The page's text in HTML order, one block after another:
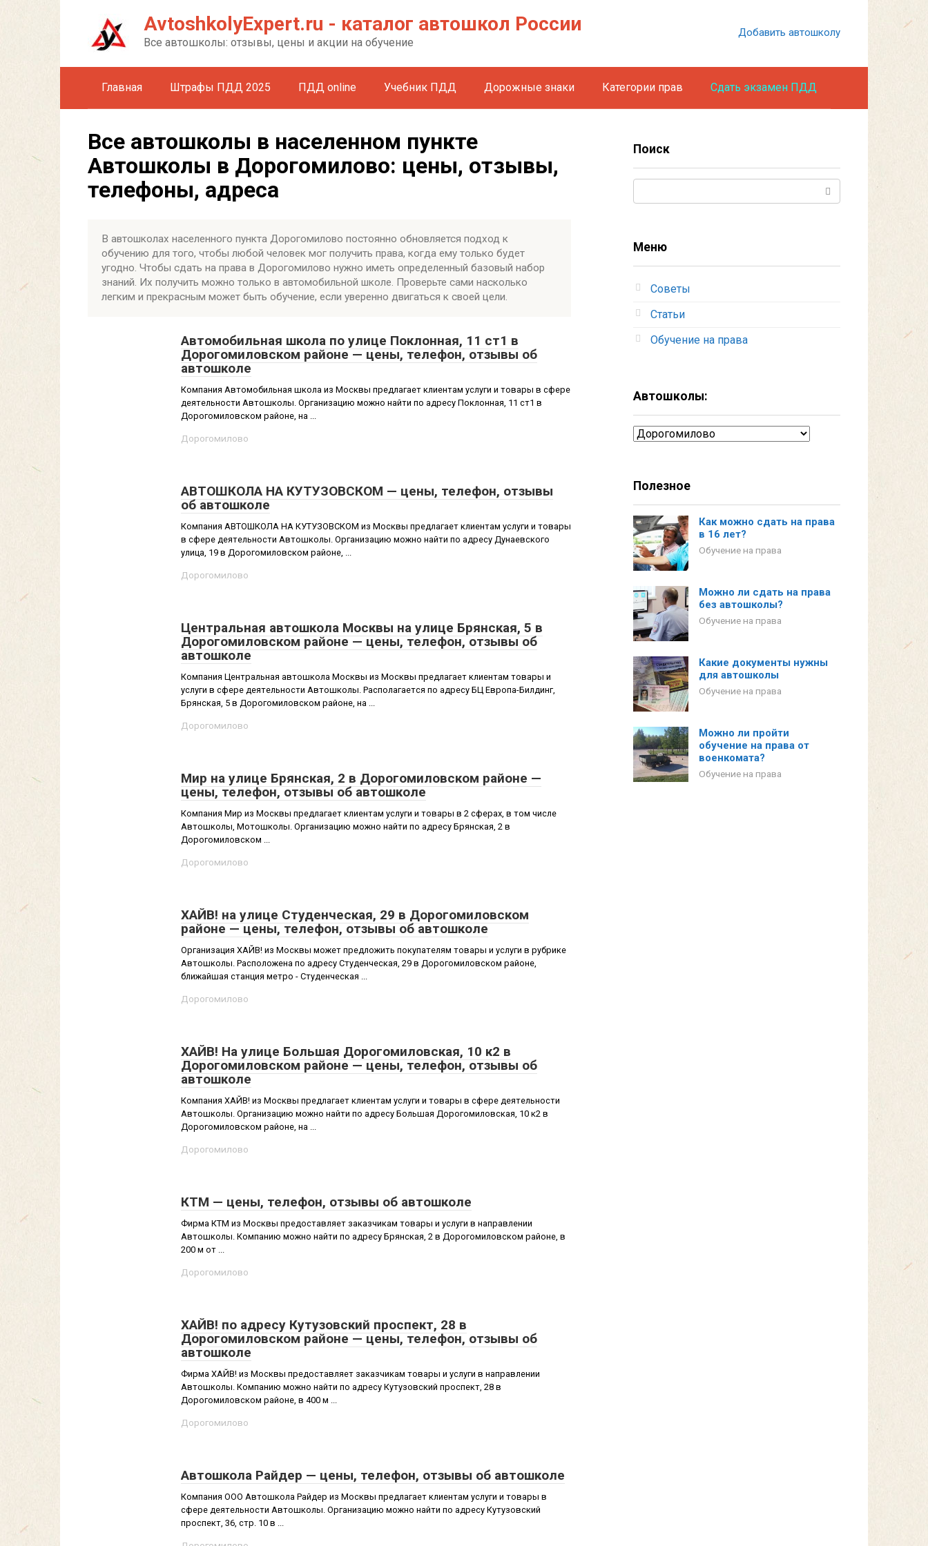
AvtoshkolyExpert.ru - каталог автошкол России
Все автошколы: отзывы, цены и акции на обучение
Добавить автошколу
Главная Штрафы ПДД 2025 ПДД online Учебник ПДД Дорожные знаки Категории прав Сдать экзамен ПДД
Все автошколы в населенном пункте
Автошколы в Дорогомилово: цены, отзывы,
телефоны, адреса
В автошколах населенного пункта Дорогомилово постоянно обновляется подход к
обучению для того, чтобы любой человек мог получить права, когда ему только будет
угодно. Чтобы сдать на права в Дорогомилово нужно иметь определенный базовый набор
знаний. Их получить можно только в автомобильной школе. Проверьте сами насколько
легким и прекрасным может быть обучение, если уверенно двигаться к своей цели.
Автомобильная школа по улице Поклонная, 11 ст1 в
Дорогомиловском районе — цены, телефон, отзывы об
автошколе
Компания Автомобильная школа из Москвы предлагает клиентам услуги и товары в сфере
деятельности Автошколы. Организацию можно найти по адресу Поклонная, 11 ст1 в
Дорогомиловском районе, на ...
Дорогомилово
АВТОШКОЛА НА КУТУЗОВСКОМ — цены, телефон, отзывы
об автошколе
Компания АВТОШКОЛА НА КУТУЗОВСКОМ из Москвы предлагает клиентам услуги и товары
в сфере деятельности Автошколы. Организацию можно найти по адресу Дунаевского
улица, 19 в Дорогомиловском районе, ...
Дорогомилово
Центральная автошкола Москвы на улице Брянская, 5 в
Дорогомиловском районе — цены, телефон, отзывы об
автошколе
Компания Центральная автошкола Москвы из Москвы предлагает клиентам товары и
услуги в сфере деятельности Автошколы. Располагается по адресу БЦ Европа-Билдинг,
Брянская, 5 в Дорогомиловском районе, на ...
Дорогомилово
Мир на улице Брянская, 2 в Дорогомиловском районе —
цены, телефон, отзывы об автошколе
Компания Мир из Москвы предлагает клиентам услуги и товары в 2 сферах, в том числе
Автошколы, Мотошколы. Организацию можно найти по адресу Брянская, 2 в
Дорогомиловском ...
Дорогомилово
ХАЙВ! на улице Студенческая, 29 в Дорогомиловском
районе — цены, телефон, отзывы об автошколе
Организация ХАЙВ! из Москвы может предложить покупателям товары и услуги в рубрике
Автошколы. Расположена по адресу Студенческая, 29 в Дорогомиловском районе,
ближайшая станция метро - Студенческая ...
Дорогомилово
ХАЙВ! На улице Большая Дорогомиловская, 10 к2 в
Дорогомиловском районе — цены, телефон, отзывы об
автошколе
Компания ХАЙВ! из Москвы предлагает клиентам услуги и товары в сфере деятельности
Автошколы. Организацию можно найти по адресу Большая Дорогомиловская, 10 к2 в
Дорогомиловском районе, на ...
Дорогомилово
КТМ — цены, телефон, отзывы об автошколе
Фирма КТМ из Москвы предоставляет заказчикам товары и услуги в направлении
Автошколы. Компанию можно найти по адресу Брянская, 2 в Дорогомиловском районе, в
200 м от ...
Дорогомилово
ХАЙВ! по адресу Кутузовский проспект, 28 в
Дорогомиловском районе — цены, телефон, отзывы об
автошколе
Фирма ХАЙВ! из Москвы предоставляет заказчикам товары и услуги в направлении
Автошколы. Компанию можно найти по адресу Кутузовский проспект, 28 в
Дорогомиловском районе, в 400 м ...
Дорогомилово
Автошкола Райдер — цены, телефон, отзывы об автошколе
Компания ООО Автошкола Райдер из Москвы предлагает клиентам услуги и товары в
сфере деятельности Автошколы. Организацию можно найти по адресу Кутузовский
проспект, 36, стр. 10 в ...
Поиск
Меню
Советы
Статьи
Обучение на права
Автошколы:
Автошколы:
Полезное
Как можно сдать на права
в 16 лет?
Обучение на права
Можно ли сдать на права
без автошколы?
Обучение на права
Какие документы нужны
для автошколы
Обучение на права
Можно ли пройти
обучение на права от
военкомата?
Обучение на права